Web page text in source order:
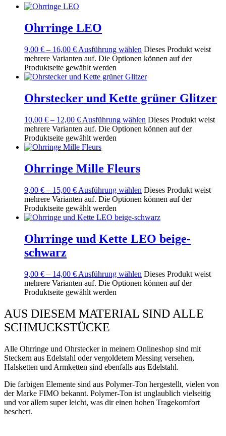
Ohrringe LEO
9,00 € – 16,00 € Ausführung wählen Dieses Produkt weist
mehrere Varianten auf. Die Optionen können auf der
Produktseite gewählt werden
Ohrstecker und Kette grüner Glitzer
10,00 € – 12,00 € Ausführung wählen Dieses Produkt weist
mehrere Varianten auf. Die Optionen können auf der
Produktseite gewählt werden
Ohrringe Mille Fleurs
9,00 € – 15,00 € Ausführung wählen Dieses Produkt weist
mehrere Varianten auf. Die Optionen können auf der
Produktseite gewählt werden
Ohrringe und Kette LEO beige-
schwarz
9,00 € – 14,00 € Ausführung wählen Dieses Produkt weist
mehrere Varianten auf. Die Optionen können auf der
Produktseite gewählt werden
AUS DIESEM MATERIAL SIND ALLE
SCHMUCKSTÜCKE
Alle Ohrringe und Ohrstecker in meinem Onlineshop sind mit
Steckern aus Edelstahl oder vergoldetem Messing versehen,
Halsketten und Armketten sind ebenfalls aus Edelstahl.
Die farbigen Elemente sind aus Polymer-Ton hergestellt, vielen von
der Marke FIMO bekannt. Polymer-Ton ist unglaublich vielseitig
und vor allem super leicht, was dir einen hohen Tragekomfort
beschert.